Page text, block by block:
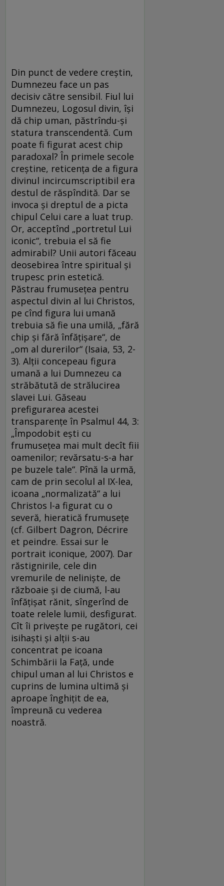
Din punct de vedere creştin,
Dumnezeu face un pas
decisiv către sensibil. Fiul lui
Dumnezeu, Logosul divin, îşi
dă chip uman, păstrîndu-şi
statura transcendentă. Cum
poate fi figurat acest chip
paradoxal? În primele secole
creştine, reticenţa de a figura
divinul incircumscriptibil era
destul de răspîndită. Dar se
invoca şi dreptul de a picta
chipul Celui care a luat trup.
Or, acceptînd „portretul Lui
iconic“, trebuia el să fie
admirabil? Unii autori făceau
deosebirea între spiritual şi
trupesc prin estetică.
Păstrau frumuseţea pentru
aspectul divin al lui Christos,
pe cînd figura lui umană
trebuia să fie una umilă, „fără
chip şi fără înfăţişare“, de
„om al durerilor“ (Isaia, 53, 2-
3). Alţii concepeau figura
umană a lui Dumnezeu ca
străbătută de strălucirea
slavei Lui. Găseau
prefigurarea acestei
transparenţe în Psalmul 44, 3:
„Împodobit eşti cu
frumuseţea mai mult decît fiii
oamenilor; revărsatu-s-a har
pe buzele tale“. Pînă la urmă,
cam de prin secolul al IX-lea,
icoana „normalizată“ a lui
Christos l-a figurat cu o
severă, hieratică frumuseţe
(cf. Gilbert Dagron, Décrire
et peindre. Essai sur le
portrait iconique, 2007). Dar
răstignirile, cele din
vremurile de nelinişte, de
războaie şi de ciumă, l-au
înfăţişat rănit, sîngerînd de
toate relele lumii, desfigurat.
Cît îi priveşte pe rugători, cei
isihaşti şi alţii s-au
concentrat pe icoana
Schimbării la Faţă, unde
chipul uman al lui Christos e
cuprins de lumina ultimă şi
aproape înghiţit de ea,
împreună cu vederea
noastră.